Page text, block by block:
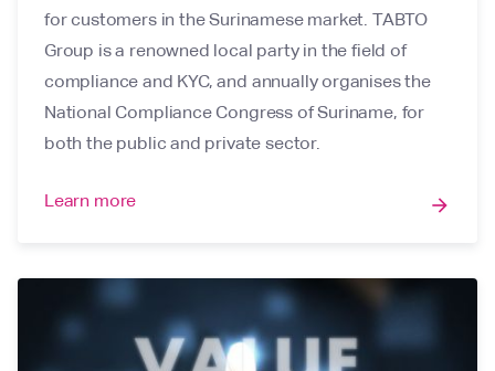
for customers in the Surinamese market. TABTO
Group is a renowned local party in the field of
compliance and KYC, and annually organises the
National Compliance Congress of Suriname, for
both the public and private sector.
Learn more arrow_forward